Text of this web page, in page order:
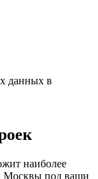
данных в
наиболее
Москвы под ваши